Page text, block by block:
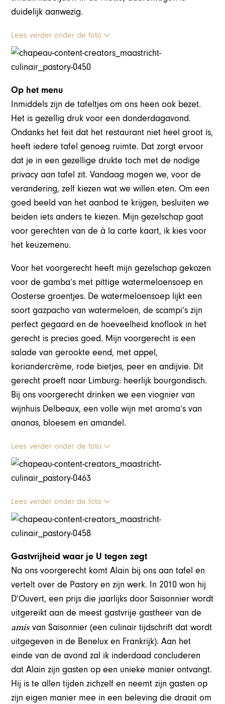
duidelijk aanwezig.
Lees verder onder de foto
Op het menu
Inmiddels zijn de tafeltjes om ons heen ook bezet.
Het is gezellig druk voor een donderdagavond.
Ondanks het feit dat het restaurant niet heel groot is,
heeft iedere tafel genoeg ruimte. Dat zorgt ervoor
dat je in een gezellige drukte toch met de nodige
privacy aan tafel zit. Vandaag mogen we, voor de
verandering, zelf kiezen wat we willen eten. Om een
goed beeld van het aanbod te krijgen, besluiten we
beiden iets anders te kiezen. Mijn gezelschap gaat
voor gerechten van de à la carte kaart, ik kies voor
het keuzemenu.
Voor het voorgerecht heeft mijn gezelschap gekozen
voor de gamba’s met pittige watermeloensoep en
Oosterse groentjes. De watermeloensoep lijkt een
soort gazpacho van watermeloen, de scampi’s zijn
perfect gegaard en de hoeveelheid knoflook in het
gerecht is precies goed. Mijn voorgerecht is een
salade van gerookte eend, met appel,
koriandercrème, rode bietjes, peer en andijvie. Dit
gerecht proeft naar Limburg: heerlijk bourgondisch.
Bij ons voorgerecht drinken we een viognier van
wijnhuis Delbeaux, een volle wijn met aroma’s van
ananas, bloesem en amandel.
Lees verder onder de foto
Lees verder onder de foto
Gastvrijheid waar je U tegen zegt
Na ons voorgerecht komt Alain bij ons aan tafel en
vertelt over de Pastory en zijn werk. In 2010 won hij
D’Ouvert, een prijs die jaarlijks door Saisonnier wordt
uitgereikt aan de meest gastvrije gastheer van de
amis van Saisonnier (een culinair tijdschrift dat wordt
uitgegeven in de Benelux en Frankrijk). Aan het
einde van de avond zal ik inderdaad concluderen
dat Alain zijn gasten op een unieke manier ontvangt.
Hij is te allen tijden zichzelf en neemt zijn gasten op
zijn eigen manier mee in een beleving die draait om